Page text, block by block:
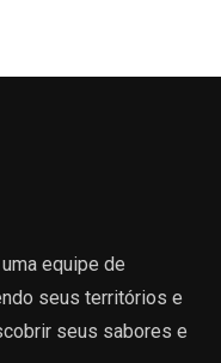
equipe de
seus territórios e
seus sabores e